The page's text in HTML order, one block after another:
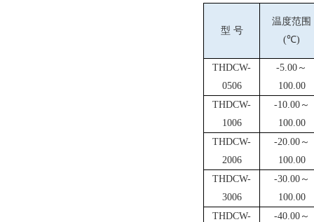
型 号
温度范围
(℃)
THDCW-
0506
-5.00 ～
100.00
THDCW-
1006
-10.00～
100.00
THDCW-
2006
-20.00～
100.00
THDCW-
3006
-30.00～
100.00
THDCW-
-40.00～